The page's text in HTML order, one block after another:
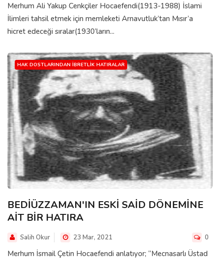
Merhum Ali Yakup Cenkçiler Hocaefendi(1913-1988) İslami
İlimleri tahsil etmek için memleketi Arnavutluk’tan Mısır’a
hicret edeceği sıralar(1930’ların...
HAK DOSTLARINDAN İBRETLIK HATIRALAR
BEDİÜZZAMAN'IN ESKİ SAİD DÖNEMİNE
AİT BİR HATIRA
Salih Okur 23 Mar, 2021 0
Merhum İsmail Çetin Hocaefendi anlatıyor; “Mecnasarlı Üstad